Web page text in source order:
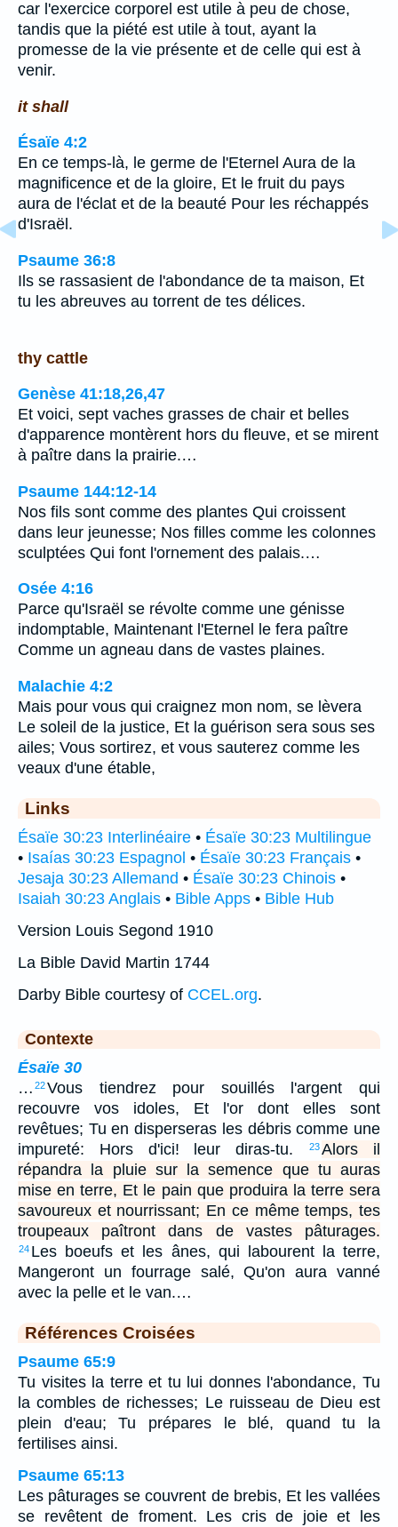
car l'exercice corporel est utile à peu de chose,
tandis que la piété est utile à tout, ayant la
promesse de la vie présente et de celle qui est à
venir.
it shall
Ésaïe 4:2
En ce temps-là, le germe de l'Eternel Aura de la
magnificence et de la gloire, Et le fruit du pays
aura de l'éclat et de la beauté Pour les réchappés
d'Israël.
Psaume 36:8
Ils se rassasient de l'abondance de ta maison, Et
tu les abreuves au torrent de tes délices.
thy cattle
Genèse 41:18,26,47
Et voici, sept vaches grasses de chair et belles
d'apparence montèrent hors du fleuve, et se mirent
à paître dans la prairie.…
Psaume 144:12-14
Nos fils sont comme des plantes Qui croissent
dans leur jeunesse; Nos filles comme les colonnes
sculptées Qui font l'ornement des palais.…
Osée 4:16
Parce qu'Israël se révolte comme une génisse
indomptable, Maintenant l'Eternel le fera paître
Comme un agneau dans de vastes plaines.
Malachie 4:2
Mais pour vous qui craignez mon nom, se lèvera
Le soleil de la justice, Et la guérison sera sous ses
ailes; Vous sortirez, et vous sauterez comme les
veaux d'une étable,
Links
Ésaïe 30:23 Interlinéaire • Ésaïe 30:23 Multilingue
• Isaías 30:23 Espagnol • Ésaïe 30:23 Français •
Jesaja 30:23 Allemand • Ésaïe 30:23 Chinois •
Isaiah 30:23 Anglais • Bible Apps • Bible Hub
Version Louis Segond 1910
La Bible David Martin 1744
Darby Bible courtesy of CCEL.org.
Contexte
Ésaïe 30
… 22Vous tiendrez pour souillés l'argent qui
recouvre vos idoles, Et l'or dont elles sont
revêtues; Tu en disperseras les débris comme une
impureté: Hors d'ici! leur diras-tu.
23Alors il
répandra la pluie sur la semence que tu auras
mise en terre, Et le pain que produira la terre sera
savoureux et nourrissant; En ce même temps, tes
troupeaux paîtront dans de vastes pâturages.
24 Les boeufs et les ânes, qui labourent la terre,
Mangeront un fourrage salé, Qu'on aura vanné
avec la pelle et le van.…
Références Croisées
Psaume 65:9
Tu visites la terre et tu lui donnes l'abondance, Tu
la combles de richesses; Le ruisseau de Dieu est
plein d'eau; Tu prépares le blé, quand tu la
fertilises ainsi.
Psaume 65:13
Les pâturages se couvrent de brebis, Et les vallées
se revêtent de froment. Les cris de joie et les